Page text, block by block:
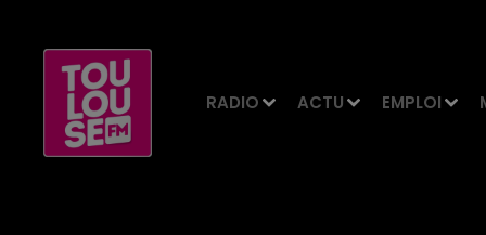
RADIO ACTU EMPLOI